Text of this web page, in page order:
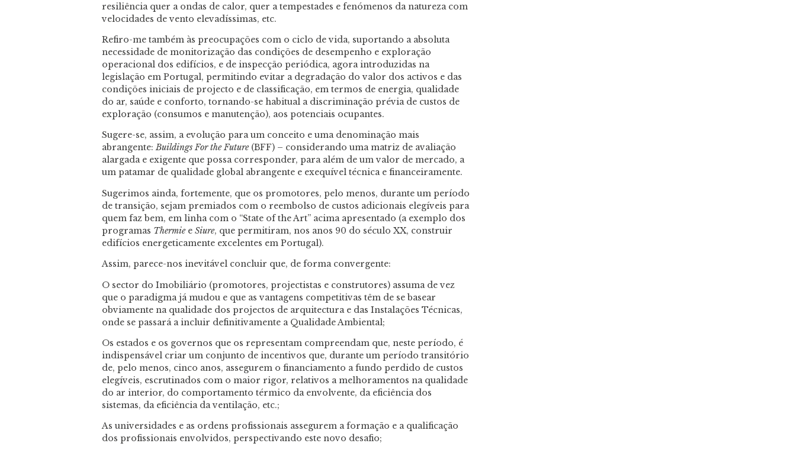
resiliência quer a ondas de calor, quer a tempestades e fenómenos da natureza com
velocidades de vento elevadíssimas, etc.
Refiro-me também às preocupações com o ciclo de vida, suportando a absoluta
necessidade de monitorização das condições de desempenho e exploração
operacional dos edifícios, e de inspecção periódica, agora introduzidas na
legislação em Portugal, permitindo evitar a degradação do valor dos activos e das
condições iniciais de projecto e de classificação, em termos de energia, qualidade
do ar, saúde e conforto, tornando-se habitual a discriminação prévia de custos de
exploração (consumos e manutenção), aos potenciais ocupantes.
Sugere-se, assim, a evolução para um conceito e uma denominação mais
abrangente:Buildings For the Future(BFF) – considerando uma matriz de avaliação
alargada e exigente que possa corresponder, para além de um valor de mercado, a
um patamar de qualidade global abrangente e exequível técnica e financeiramente.
Sugerimos ainda, fortemente, que os promotores, pelo menos, durante um período
de transição, sejam premiados com o reembolso de custos adicionais elegíveis para
quem faz bem, em linha com o “State of the Art” acima apresentado (a exemplo dos
programas Thermiee Siure, que permitiram, nos anos 90 do século XX, construir
edifícios energeticamente excelentes em Portugal).
Assim, parece-nos inevitável concluir que, de forma convergente:
O sector do Imobiliário (promotores, projectistas e construtores) assuma de vez
que o paradigma já mudou e que as vantagens competitivas têm de se basear
obviamente na qualidade dos projectos de arquitectura e das Instalações Técnicas,
onde se passará a incluir definitivamente a Qualidade Ambiental;
Os estados e os governos que os representam compreendam que, neste período, é
indispensável criar um conjunto de incentivos que, durante um período transitório
de, pelo menos, cinco anos, assegurem o financiamento a fundo perdido de custos
elegíveis, escrutinados com o maior rigor, relativos a melhoramentos na qualidade
do ar interior, do comportamento térmico da envolvente, da eficiência dos
sistemas, da eficiência da ventilação, etc.;
As universidades e as ordens profissionais assegurem a formação e a qualificação
dos profissionais envolvidos, perspectivando este novo desafio;